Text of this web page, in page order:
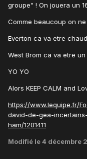
groupe" ! On jouera un
Comme beaucoup on
Everton ca va etre
West Brom ca va etre un
YO YO
Alors KEEP CALM and
https://www.lequipe.fr/
david-de-gea-
ham/1201411
Modifié le 4 décembre